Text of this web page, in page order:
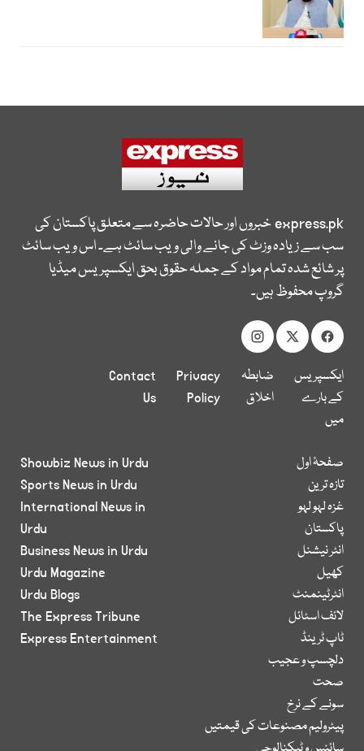
express.pkخبروں اور حالات حاضرہ سے متعلق پاکستان کی
سب سے زیادہ وزٹ کی جانے والی ویب سائٹ ہے۔ اس ویب سائٹ
پر شائع شدہ تمام مواد کے جملہ حقوق بحق ایکسپریس میڈیا
گروپ محفوظ ہیں۔
ایکسپریس
کے بارے
میں
ضابطہ
اخلاق
Privacy
Policy
Contact
Us
صفحۂ اول
تازہ ترین
غزہ لہو لہو
پاکستان
انٹر نیشنل
کھیل
انٹرٹینمنٹ
لائف اسٹائل
ٹاپ ٹرینڈ
دلچسپ و عجیب
صحت
سونے کے نرخ
پیٹرولیم مصنوعات کی قیمتیں
Showbiz News in Urdu
Sports News in Urdu
International News in
Urdu
Business News in Urdu
Urdu Magazine
Urdu Blogs
The Express Tribune
Express Entertainment